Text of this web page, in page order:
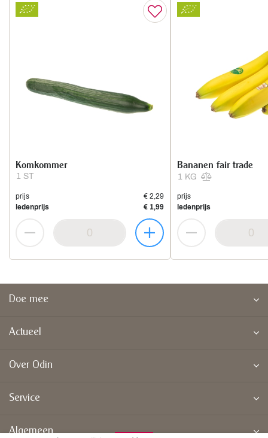
1 ST
Komkommer
prijs
€ 2,29
ledenprijs
€ 1,99
1 KG
Bananen fair trade
prijs
ledenprijs
Doe mee
Actueel
Over Odin
Service
Algemeen